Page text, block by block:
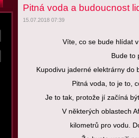
Pitná voda a budoucnost
15.07.2018 07:39
Víte, co se bude hlídat
Bude to
Kupodivu jaderné elektrárny do
Pitná voda, to je to,
Je to tak, protože jí začíná
V některých oblastech
kilometrů pro vodu.